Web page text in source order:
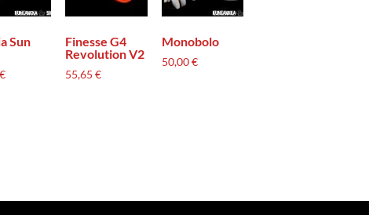
Sun
€
Finesse G4
Revolution V2
55,65€
Monobolo
50,00€